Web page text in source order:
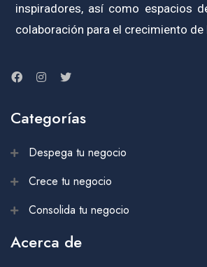
inspiradores, así como espacios
colaboración para el crecimiento de
Categorías
Despega tu negocio
Crece tu negocio
Consolida tu negocio
Acerca de